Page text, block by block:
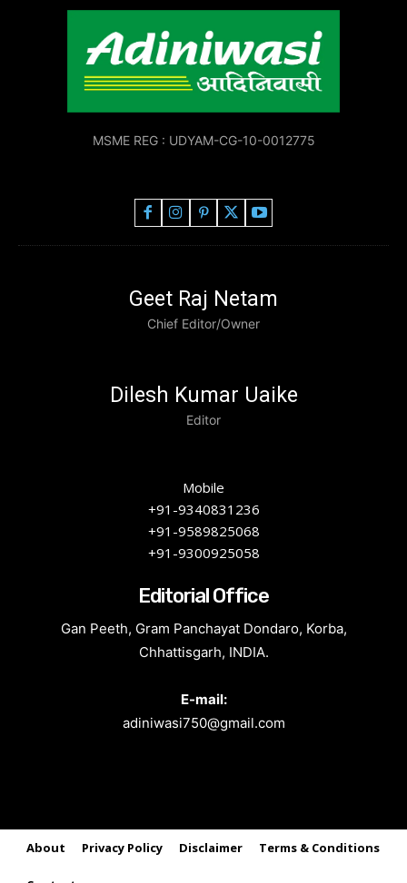
MSME REG : UDYAM-CG-10-0012775
Geet Raj Netam
Chief Editor/Owner
Dilesh Kumar Uaike
Editor
Mobile
+91-9340831236
+91-9589825068
+91-9300925058
Editorial Office
Gan Peeth, Gram Panchayat Dondaro, Korba,
Chhattisgarh, INDIA.
E-mail:
adiniwasi750@gmail.com
About Privacy Policy Disclaimer Terms & Conditions